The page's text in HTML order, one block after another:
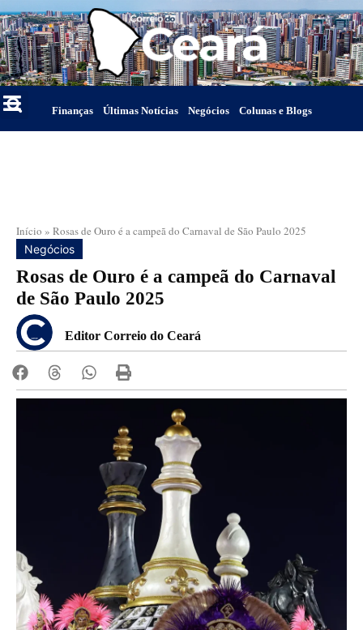
Finanças Últimas Notícias Negócios Colunas e Blogs
Início » Rosas de Ouro é a campeã do Carnaval de São Paulo 2025
Negócios
Rosas de Ouro é a campeã do Carnaval
de São Paulo 2025
Editor Correio do Ceará